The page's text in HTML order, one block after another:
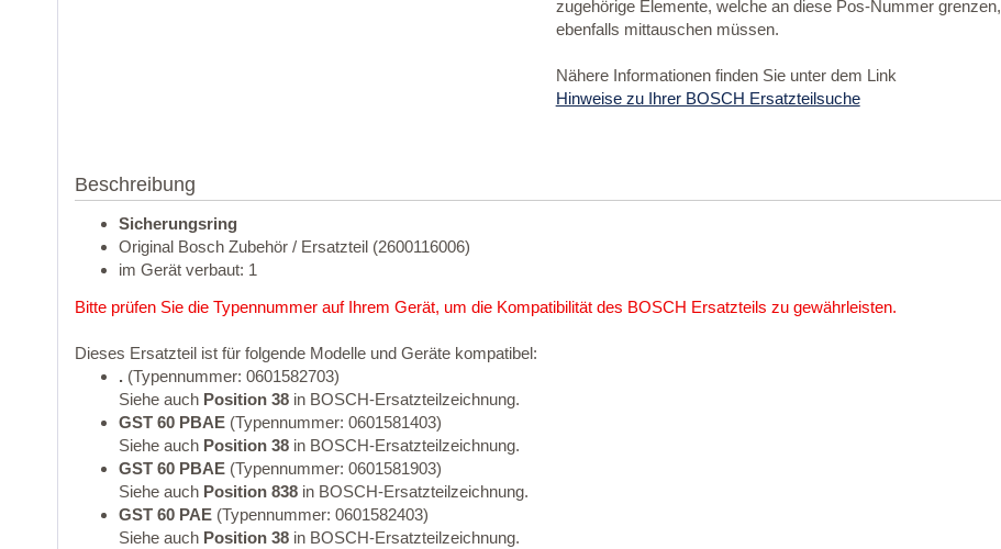
zugehörige Elemente, welche an diese Pos-Nummer grenzen,
ebenfalls mittauschen müssen.
Nähere Informationen finden Sie unter dem Link
Hinweise zu Ihrer BOSCH Ersatzteilsuche
Beschreibung
Sicherungsring
Original Bosch Zubehör / Ersatzteil (2600116006)
im Gerät verbaut: 1
Bitte prüfen Sie die Typennummer auf Ihrem Gerät, um die Kompatibilität des BOSCH Ersatzteils zu gewährleisten.
Dieses Ersatzteil ist für folgende Modelle und Geräte kompatibel:
. (Typennummer: 0601582703)
Siehe auch Position 38 in BOSCH-Ersatzteilzeichnung.
GST 60 PBAE (Typennummer: 0601581403)
Siehe auch Position 38 in BOSCH-Ersatzteilzeichnung.
GST 60 PBAE (Typennummer: 0601581903)
Siehe auch Position 838 in BOSCH-Ersatzteilzeichnung.
GST 60 PAE (Typennummer: 0601582403)
Siehe auch Position 38 in BOSCH-Ersatzteilzeichnung.